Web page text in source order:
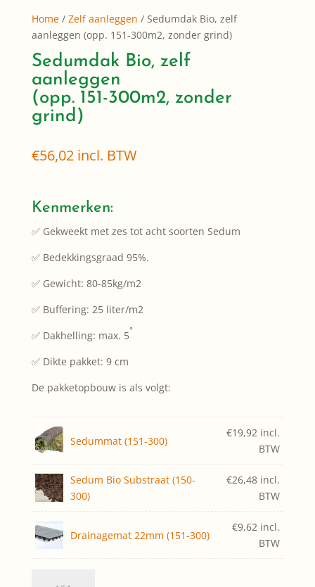
Home/ Zelf aanleggen / Sedumdak Bio, zelf
aanleggen (opp. 151-300m2, zonder grind)
Sedumdak Bio, zelf
aanleggen
(opp. 151-300m2, zonder
grind)
€56,02 incl. BTW
Kenmerken:
✅ Gekweekt met zes tot acht soorten Sedum
✅ Bedekkingsgraad 95%.
✅ Gewicht: 80-85kg/m2
✅ Buffering: 25 liter/m2
✅ Dakhelling: max. 5
◦
✅ Dikte pakket: 9 cm
De pakketopbouw is als volgt:
Sedummat (151-300)
€19,92 incl.
BTW
Sedum Bio Substraat (150-
300)
€26,48 incl.
BTW
Drainagemat 22mm (151-300)
€9,62 incl.
BTW